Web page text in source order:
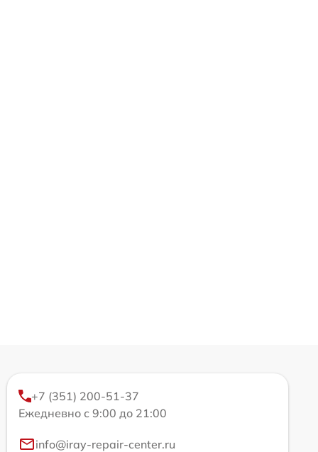
+7 (351) 200-51-37
Ежедневно с 9:00 до 21:00
info@iray-repair-center.ru